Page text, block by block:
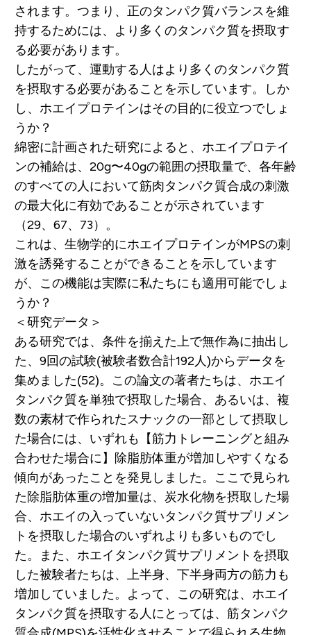
されます。つまり、正のタンパク質バランスを維
持するためには、より多くのタンパク質を摂取す
る必要があります。
したがって、運動する人はより多くのタンパク質
を摂取する必要があることを示しています。しか
し、ホエイプロテインはその目的に役立つでしょ
うか？
綿密に計画された研究によると、ホエイプロテイ
ンの補給は、20g〜40gの範囲の摂取量で、各年齢
のすべての人において筋肉タンパク質合成の刺激
の最大化に有効であることが示されています
（29、67、73）。
これは、生物学的にホエイプロテインがMPSの刺
激を誘発することができることを示しています
が、この機能は実際に私たちにも適用可能でしょ
うか？
＜研究データ＞
ある研究では、条件を揃えた上で無作為に抽出し
た、9回の試験(被験者数合計192人)からデータを
集めました(52)。この論文の著者たちは、ホエイ
タンパク質を単独で摂取した場合、あるいは、複
数の素材で作られたスナックの一部として摂取し
た場合には、いずれも【筋力トレーニングと組み
合わせた場合に】除脂肪体重が増加しやすくなる
傾向があったことを発見しました。ここで見られ
た除脂肪体重の増加量は、炭水化物を摂取した場
合、ホエイの入っていないタンパク質サプリメン
トを摂取した場合のいずれよりも多いものでし
た。また、ホエイタンパク質サプリメントを摂取
した被験者たちは、上半身、下半身両方の筋力も
増加していました。よって、この研究は、ホエイ
タンパク質を摂取する人にとっては、筋タンパク